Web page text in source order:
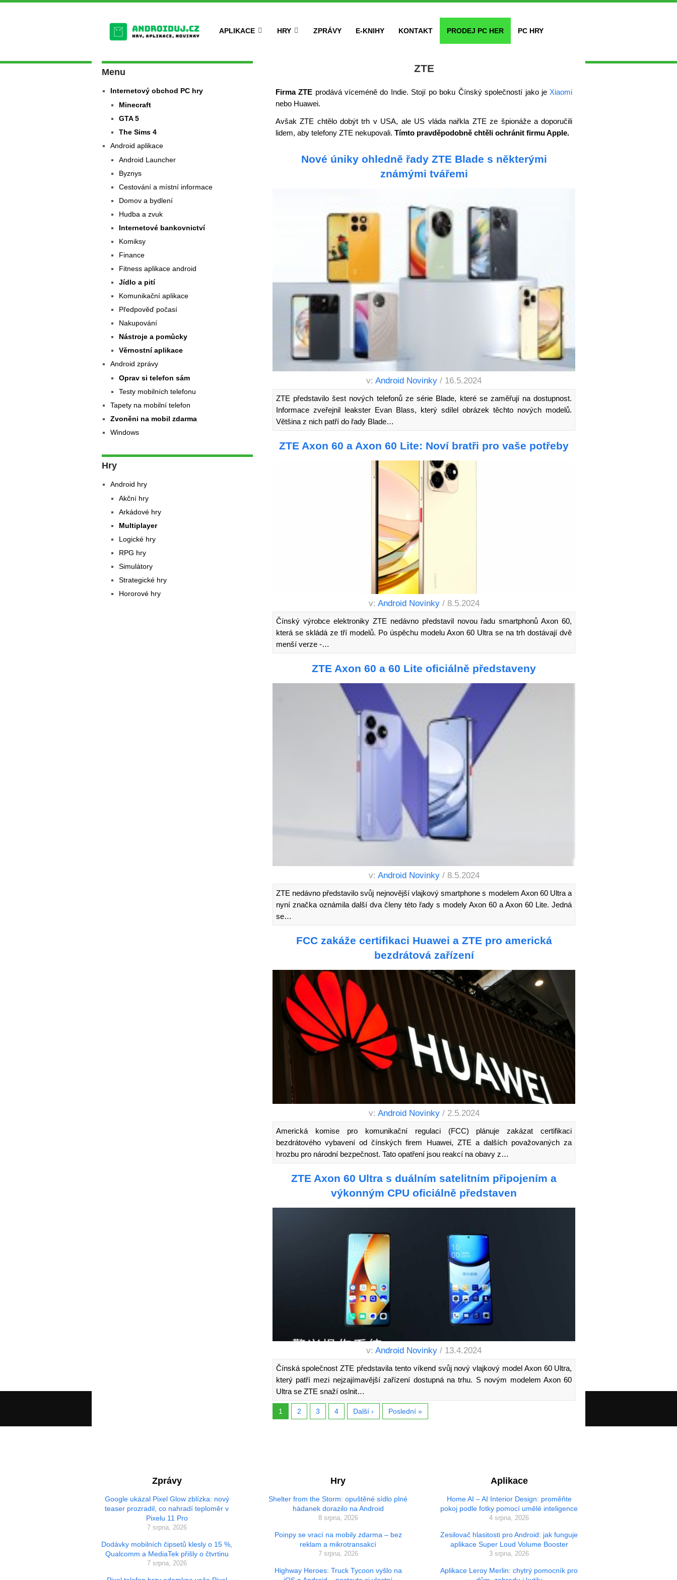
APLIKACE HRY ZPRÁVY E-KNIHY KONTAKT PRODEJ PC HER PC HRY
ZTE
Firma ZTE prodává víceméně do Indie. Stojí po boku Čínský společností jako je Xiaomi
nebo Huawei.
Avšak ZTE chtělo dobýt trh v USA, ale US vláda nařkla ZTE ze špionáže a doporučili
lidem, aby telefony ZTE nekupovali. Tímto pravděpodobně chtěli ochránit firmu Apple.
Nové úniky ohledně řady ZTE Blade s některými
známými tvářemi
v:Android Novinky / 16.5.2024
ZTE představilo šest nových telefonů ze série Blade, které se zaměřují na dostupnost.
Informace zveřejnil leakster Evan Blass, který sdílel obrázek těchto nových modelů.
Většina z nich patří do řady Blade…
ZTE Axon 60 a Axon 60 Lite: Noví bratři pro vaše potřeby
v: Android Novinky / 8.5.2024
Čínský výrobce elektroniky ZTE nedávno představil novou řadu smartphonů Axon 60,
která se skládá ze tří modelů. Po úspěchu modelu Axon 60 Ultra se na trh dostávají dvě
menší verze -…
ZTE Axon 60 a 60 Lite oficiálně představeny
v: Android Novinky / 8.5.2024
ZTE nedávno představilo svůj nejnovější vlajkový smartphone s modelem Axon 60 Ultra a
nyní značka oznámila další dva členy této řady s modely Axon 60 a Axon 60 Lite. Jedná
se…
FCC zakáže certifikaci Huawei a ZTE pro americká
bezdrátová zařízení
v: Android Novinky / 2.5.2024
Americká komise pro komunikační regulaci (FCC) plánuje zakázat certifikaci
bezdrátového vybavení od čínských firem Huawei, ZTE a dalších považovaných za
hrozbu pro národní bezpečnost. Tato opatření jsou reakcí na obavy z…
ZTE Axon 60 Ultra s duálním satelitním připojením a
výkonným CPU oficiálně představen
v:Android Novinky / 13.4.2024
Čínská společnost ZTE představila tento víkend svůj nový vlajkový model Axon 60 Ultra,
který patří mezi nejzajímavější zařízení dostupná na trhu. S novým modelem Axon 60
Ultra se ZTE snaží oslnit…
1 2 3 4 Další › Poslední »
Menu
Internetový obchod PC hry
Minecraft
GTA 5
The Sims 4
Android aplikace
Android Launcher
Byznys
Cestování a místní informace
Domov a bydlení
Hudba a zvuk
Internetové bankovnictví
Komiksy
Finance
Fitness aplikace android
Jídlo a pití
Komunikační aplikace
Předpověď počasí
Nakupování
Nástroje a pomůcky
Věrnostní aplikace
Android zprávy
Oprav si telefon sám
Testy mobilních telefonu
Tapety na mobilní telefon
Zvoněni na mobil zdarma
Windows
Hry
Android hry
Akční hry
Arkádové hry
Multiplayer
Logické hry
RPG hry
Simulátory
Strategické hry
Hororové hry
Zprávy
Google ukázal Pixel Glow zblízka: nový
teaser prozradil, co nahradí teploměr v
Pixelu 11 Pro
7 srpna, 2026
Dodávky mobilních čipsetů klesly o 15 %,
Qualcomm a MediaTek přišly o čtvrtinu
7 srpna, 2026
Hry
Shelter from the Storm: opuštěné sídlo plné
hádanek dorazilo na Android
8 srpna, 2026
Poinpy se vrací na mobily zdarma – bez
reklam a mikrotransakcí
7 srpna, 2026
Highway Heroes: Truck Tycoon vyšlo na
Aplikace
Home AI – AI Interior Design: proměňte
pokoj podle fotky pomocí umělé inteligence
4 srpna, 2026
Zesilovač hlasitosti pro Android: jak funguje
aplikace Super Loud Volume Booster
3 srpna, 2026
Aplikace Leroy Merlin: chytrý pomocník pro